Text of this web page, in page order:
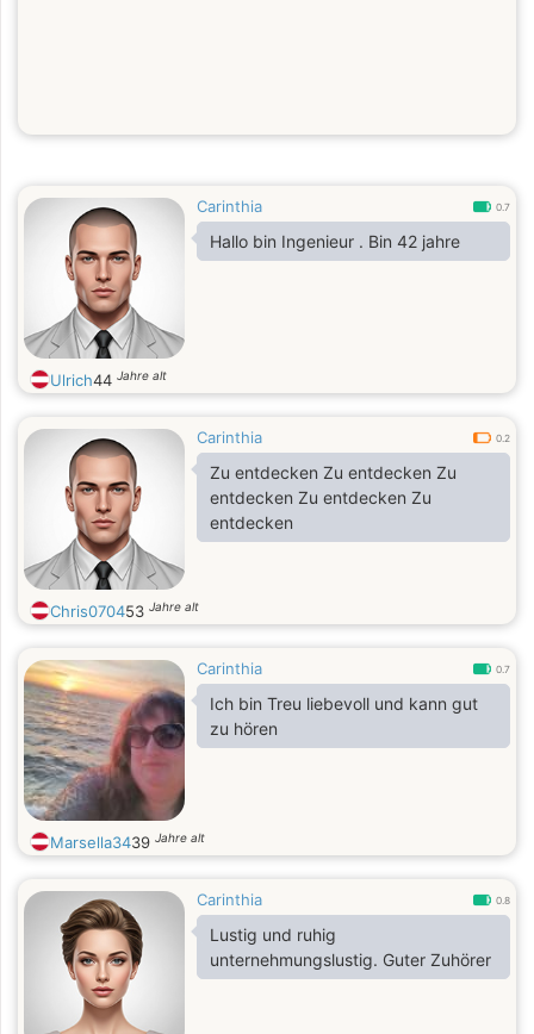
Carinthia 0.7
Hallo bin Ingenieur . Bin 42 jahre
Ulrich44 Jahre alt
Carinthia 0.2
Zu entdecken Zu entdecken Zu
entdecken Zu entdecken Zu
entdecken
Chris070453 Jahre alt
Carinthia 0.7
Ich bin Treu liebevoll und kann gut
zu hören
Marsella3439 Jahre alt
Carinthia 0.8
Lustig und ruhig
unternehmungslustig. Guter Zuhörer